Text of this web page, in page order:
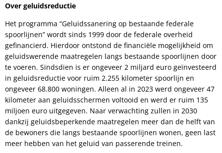
Over geluidsreductie
Het programma “Geluidssanering op bestaande federale
spoorlijnen” wordt sinds 1999 door de federale overheid
gefinancierd. Hierdoor ontstond de financiële mogelijkheid om
geluidswerende maatregelen langs bestaande spoorlijnen door
te voeren. Sindsdien is er ongeveer 2 miljard euro geïnvesteerd
in geluidsreductie voor ruim 2.255 kilometer spoorlijn en
ongeveer 68.800 woningen. Alleen al in 2023 werd ongeveer 47
kilometer aan geluidsschermen voltooid en werd er ruim 135
miljoen euro uitgegeven. Naar verwachting zullen in 2030
dankzij geluidsbeperkende maatregelen meer dan de helft van
de bewoners die langs bestaande spoorlijnen wonen, geen last
meer hebben van het geluid van passerende treinen.